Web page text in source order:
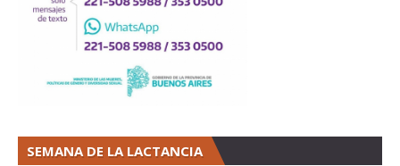
SEMANA DE LA LACTANCIA